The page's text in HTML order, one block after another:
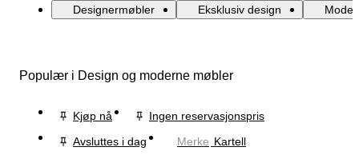
Designermøbler Eksklusiv design
Populær i Design og moderne møbler
Kjøp nå
Ingen reservasjonspris
Avsluttes i dag
Merke Kartell